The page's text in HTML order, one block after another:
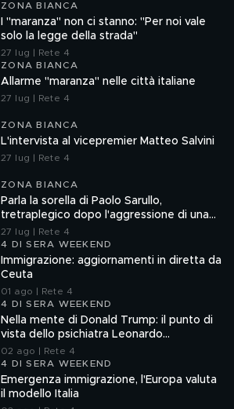
ZONA BIANCA
I "maranza" non ci stanno: "Per noi vale
solo la legge della strada"
27 lug | Rete 4
ZONA BIANCA
Allarme "maranza" nelle città italiane
27 lug | Rete 4
ZONA BIANCA
L'intervista al vicepremier Matteo Salvini
27 lug | Rete 4
ZONA BIANCA
Parla la sorella di Paolo Sarullo,
tretraplegico dopo l'aggressione di una
baby gang
27 lug | Rete 4
4 DI SERA WEEKEND
Immigrazione: aggiornamenti in diretta da
Ceuta
01 ago | Rete 4
4 DI SERA WEEKEND
Nella mente di Donald Trump: il punto di
vista dello psichiatra Leonardo
Mendolicchio
02 ago | Rete 4
4 DI SERA WEEKEND
Emergenza immigrazione, l'Europa valuta
il modello Italia